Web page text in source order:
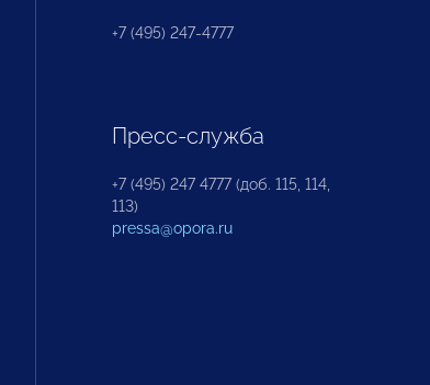
+7 (495) 247-4777
Пресс-служба
+7 (495) 247 4777 (доб. 115, 114,
113)
pressa@opora.ru